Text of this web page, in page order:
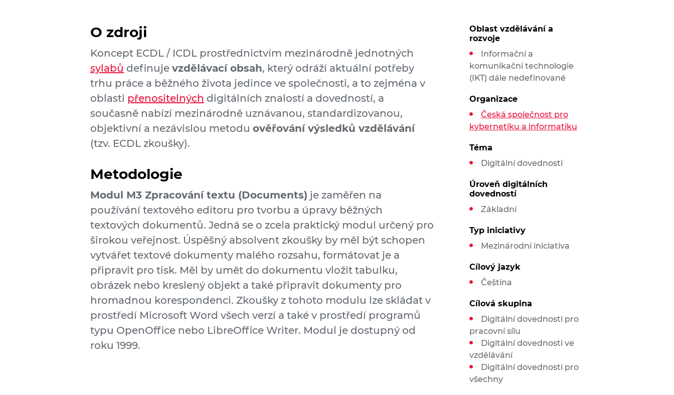
O zdroji
Koncept ECDL / ICDL prostřednictvím mezinárodně jednotných
sylabů definuje vzdělávací obsah, který odráží aktuální potřeby
trhu práce a běžného života jedince ve společnosti, a to zejména v
oblasti přenositelných digitálních znalostí a dovedností, a
současně nabízí mezinárodně uznávanou, standardizovanou,
objektivní a nezávislou metodu ověřování výsledků vzdělávání
(tzv. ECDL zkoušky).
Metodologie
Modul M3 Zpracování textu (Documents) je zaměřen na
používání textového editoru pro tvorbu a úpravy běžných
textových dokumentů. Jedná se o zcela praktický modul určený pro
širokou veřejnost. Úspěšný absolvent zkoušky by měl být schopen
vytvářet textové dokumenty malého rozsahu, formátovat je a
připravit pro tisk. Měl by umět do dokumentu vložit tabulku,
obrázek nebo kreslený objekt a také připravit dokumenty pro
hromadnou korespondenci. Zkoušky z tohoto modulu lze skládat v
prostředí Microsoft Word všech verzí a také v prostředí programů
typu OpenOffice nebo LibreOffice Writer. Modul je dostupný od
roku 1999.
Oblast vzdělávání a
rozvoje
Informační a
komunikační technologie
(IKT) dále nedefinované
Organizace
Česká společnost pro
kybernetiku a informatiku
Téma
Digitální dovednosti
Úroveň digitálních
dovedností
Základní
Typ iniciativy
Mezinárodní iniciativa
Cílový jazyk
Čeština
Cílová skupina
Digitální dovednosti pro
pracovní sílu
Digitální dovednosti ve
vzdělávání
Digitální dovednosti pro
všechny